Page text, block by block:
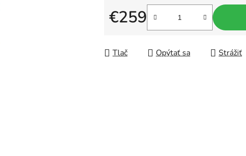
hviezdičiek.
€259
Jednotková cena:
Tlač Opýtať sa Strážiť